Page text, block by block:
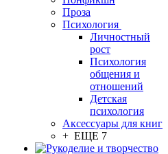
Проза
Психология
Личностный
рост
Психология
общения и
отношений
Детская
психология
Аксессуары для книг
+ ЕЩЕ 7